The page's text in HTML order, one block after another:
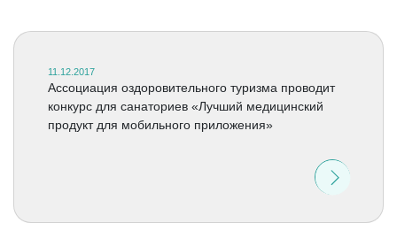
11.12.2017
Ассоциация оздоровительного туризма проводит
конкурс для санаториев «Лучший медицинский
продукт для мобильного приложения»